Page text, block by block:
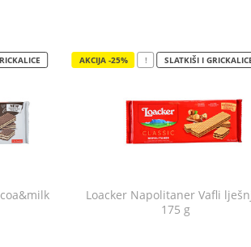
AKCIJA -25% ! SLATKIŠI I
Loacker Napolitaner Vafli
175 g